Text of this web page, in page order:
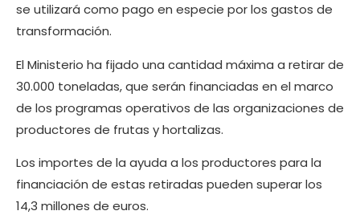
se utilizará como pago en especie por los gastos de
transformación.
El Ministerio ha fijado una cantidad máxima a retirar de
30.000 toneladas, que serán financiadas en el marco
de los programas operativos de las organizaciones de
productores de frutas y hortalizas.
Los importes de la ayuda a los productores para la
financiación de estas retiradas pueden superar los
14,3 millones de euros.